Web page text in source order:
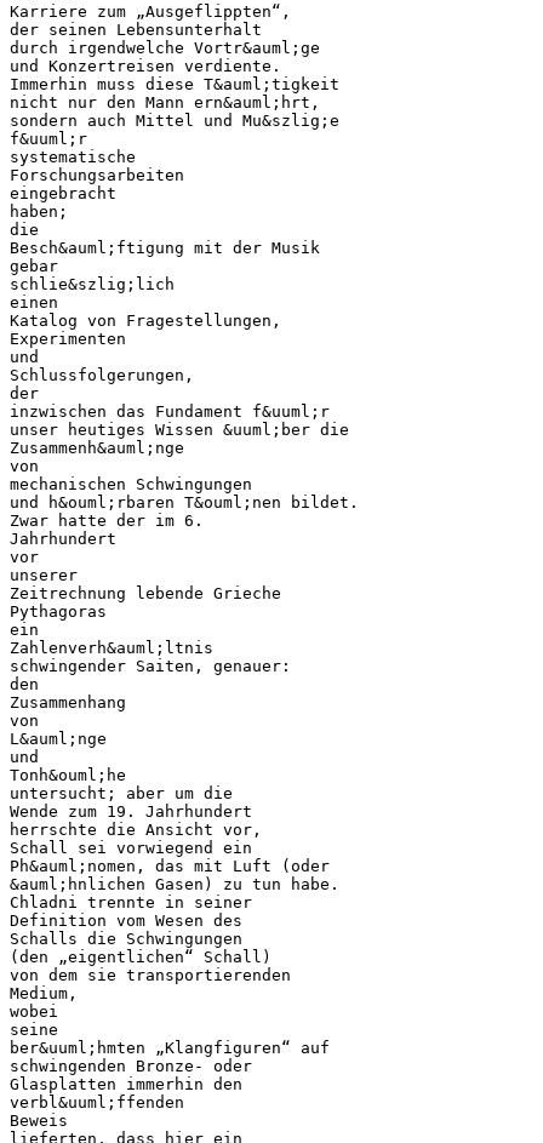
Karriere zum „Ausgeflippten“,
der seinen Lebensunterhalt
durch irgendwelche Vortr&auml;ge
und Konzertreisen verdiente.
Immerhin muss diese T&auml;tigkeit
nicht nur den Mann ern&auml;hrt,
sondern auch Mittel und Mu&szlig;e
f&uuml;r
systematische
Forschungsarbeiten
eingebracht
haben;
die
Besch&auml;ftigung mit der Musik
gebar
schlie&szlig;lich
einen
Katalog von Fragestellungen,
Experimenten
und
Schlussfolgerungen,
der
inzwischen das Fundament f&uuml;r
unser heutiges Wissen &uuml;ber die
Zusammenh&auml;nge
von
mechanischen Schwingungen
und h&ouml;rbaren T&ouml;nen bildet.
Zwar hatte der im 6.
Jahrhundert
vor
unserer
Zeitrechnung lebende Grieche
Pythagoras
ein
Zahlenverh&auml;ltnis
schwingender Saiten, genauer:
den
Zusammenhang
von
L&auml;nge
und
Tonh&ouml;he
untersucht; aber um die
Wende zum 19. Jahrhundert
herrschte die Ansicht vor,
Schall sei vorwiegend ein
Ph&auml;nomen, das mit Luft (oder
&auml;hnlichen Gasen) zu tun habe.
Chladni trennte in seiner
Definition vom Wesen des
Schalls die Schwingungen
(den „eigentlichen“ Schall)
von dem sie transportierenden
Medium,
wobei
seine
ber&uuml;hmten „Klangfiguren“ auf
schwingenden Bronze- oder
Glasplatten immerhin den
verbl&uuml;ffenden
Beweis
lieferten, dass hier ein